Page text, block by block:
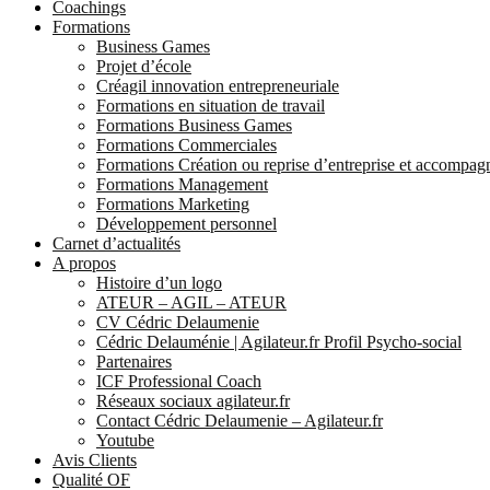
Coachings
Formations
Business Games
Projet d’école
Créagil innovation entrepreneuriale
Formations en situation de travail
Formations Business Games
Formations Commerciales
Formations Création ou reprise d’entreprise et
Formations Management
Formations Marketing
Développement personnel
Carnet d’actualités
A propos
Histoire d’un logo
ATEUR – AGIL – ATEUR
CV Cédric Delaumenie
Cédric Delauménie | Agilateur.fr Profil Psycho-social
Partenaires
ICF Professional Coach
Réseaux sociaux agilateur.fr
Contact Cédric Delaumenie – Agilateur.fr
Youtube
Avis Clients
Qualité OF